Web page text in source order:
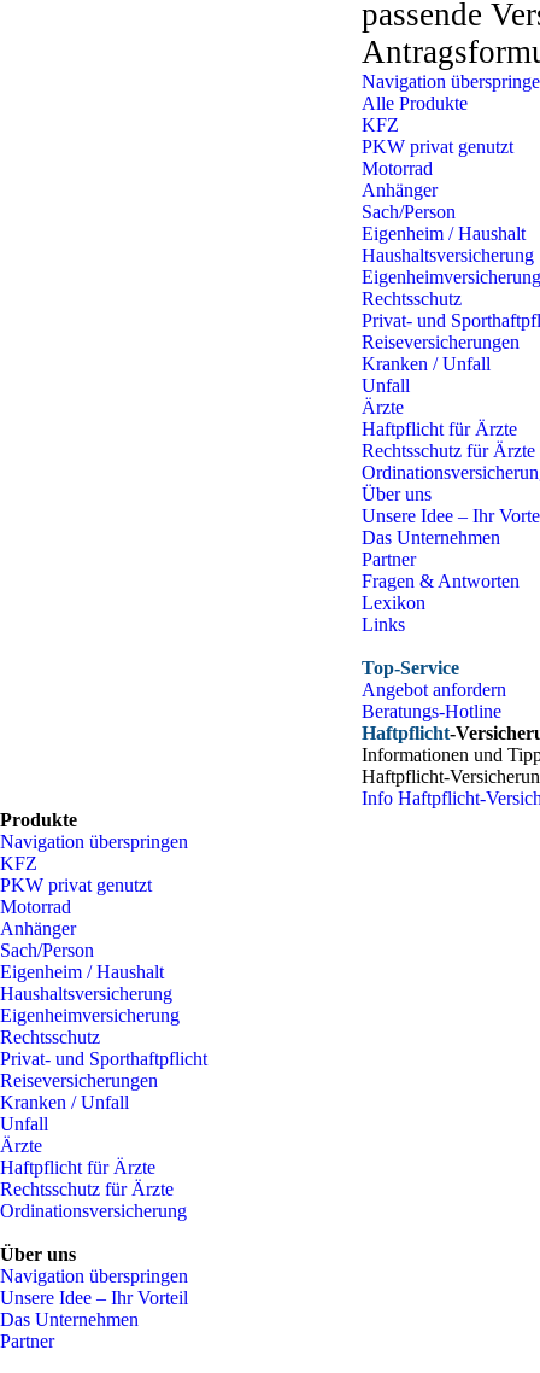
passende
Navigation
Alle Produkte
KFZ
PKW privat genutzt
Motorrad
Anhänger
Sach/Person
Eigenheim / Haushalt
Haushaltsversicherung
Eigenheimversicherung
Rechtsschutz
Privat- und
Reiseversicherungen
Kranken / Unfall
Unfall
Ärzte
Haftpflicht für Ärzte
Rechtsschutz für Ärzte
Über uns
Unsere Idee – Ihr
Das Unternehmen
Partner
Fragen & Antworten
Lexikon
Links
Top-Service
Angebot anfordern
Beratungs-Hotline
Haftpflicht-
Informationen und
Haftpflicht-
Info Haftpflicht-
Produkte
Navigation überspringen
KFZ
PKW privat genutzt
Motorrad
Anhänger
Sach/Person
Eigenheim / Haushalt
Haushaltsversicherung
Eigenheimversicherung
Rechtsschutz
Privat- und Sporthaftpflicht
Reiseversicherungen
Kranken / Unfall
Unfall
Ärzte
Haftpflicht für Ärzte
Rechtsschutz für Ärzte
Ordinationsversicherung
Über uns
Navigation überspringen
Unsere Idee – Ihr Vorteil
Das Unternehmen
Partner